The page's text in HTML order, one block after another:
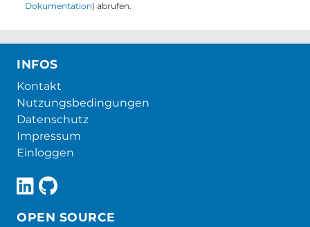
Dokumentation) abrufen.
INFOS
Kontakt
Nutzungsbedingungen
Datenschutz
Impressum
Einloggen
OPEN SOURCE